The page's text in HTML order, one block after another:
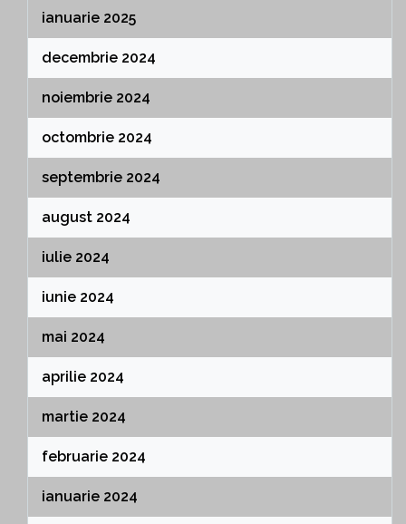
ianuarie 2025
decembrie 2024
noiembrie 2024
octombrie 2024
septembrie 2024
august 2024
iulie 2024
iunie 2024
mai 2024
aprilie 2024
martie 2024
februarie 2024
ianuarie 2024